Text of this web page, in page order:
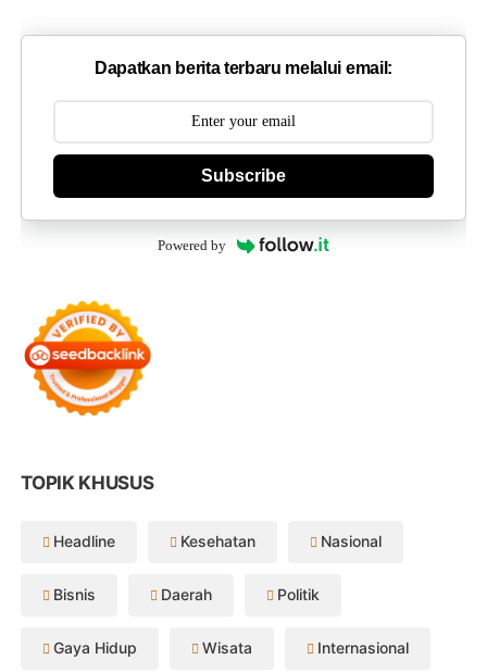
Dapatkan berita terbaru melalui email:
Subscribe
Powered by
TOPIK KHUSUS
Headline Kesehatan Nasional
Bisnis Daerah Politik
Gaya Hidup Wisata Internasional